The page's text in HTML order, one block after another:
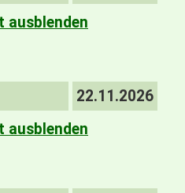
ausblenden
22.11.2026
ausblenden